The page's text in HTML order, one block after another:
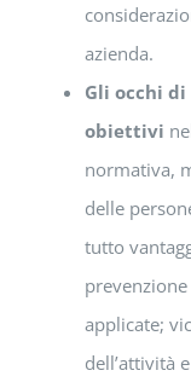
azienda.
Gli occhi di
obiettivi
normativa,
delle
tutto
applicate;
dell’attività